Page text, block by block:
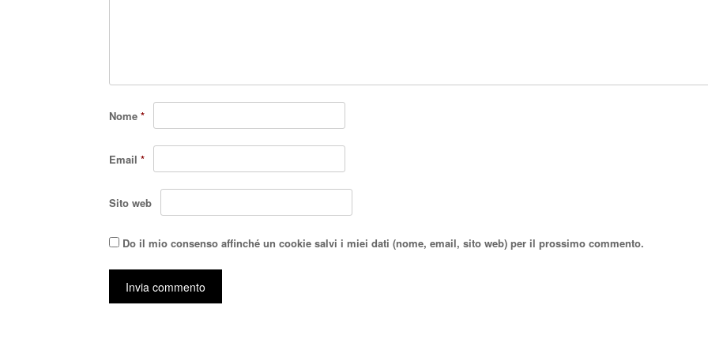
Nome *
Email *
Sito web
Do il mio consenso affinché un cookie salvi i miei dati (nome, email, sito web) per il prossimo commento.